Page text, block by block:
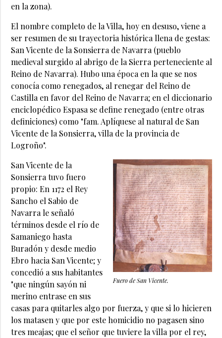
en la zona).
El nombre completo de la Villa, hoy en desuso, viene a
ser resumen de su trayectoria histórica llena de gestas:
San Vicente de la Sonsierra de Navarra (pueblo
medieval surgido al abrigo de la Sierra perteneciente al
Reino de Navarra). Hubo una época en la que se nos
conocía como renegados, al renegar del Reino de
Castilla en favor del Reino de Navarra; en el diccionario
enciclopédico Espasa se define renegado (entre otras
definiciones) como "fam. Aplíquese al natural de San
Vicente de la Sonsierra, villa de la provincia de
Logroño".
Fuero de San Vicente.
San Vicente de la
Sonsierra tuvo fuero
propio: En 1172 el Rey
Sancho el Sabio de
Navarra le señaló
términos desde el río de
Samaniego hasta
Buradón y desde medio
Ebro hacia San Vicente; y
concedió a sus habitantes
"que ningún sayón ni
merino entrase en sus
casas para quitarles algo por fuerza, y que si lo hicieren
los matasen y que por este homicidio no pagasen sino
tres meajas; que el señor que tuviere la villa por el rey,